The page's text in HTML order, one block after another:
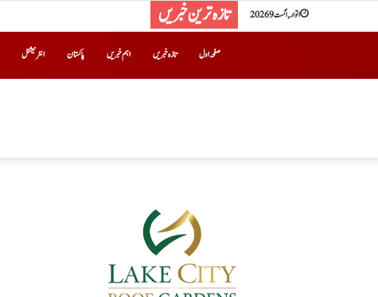
اتوار, اگست 9 2026 تازہ ترین خبریں
صفحہ اول تازہ خبریں اہم خبریں پاکستان انٹرنیشنل